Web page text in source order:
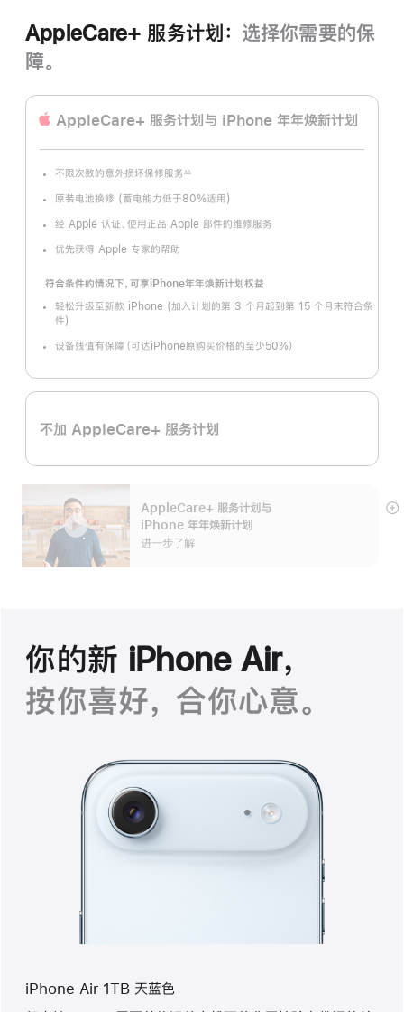
AppleCare+ 服务计划： 选择你需要的保
障。
AppleCare+ 服务计划 与 iPhone 年年焕新计划
不限次数的意外损坏保修服务∆∆
原装电池换修 (蓄电能力低于80%适用)
经 Apple 认证、使用正品 Apple 部件的维修服务
优先获得 Apple 专家的帮助
符合条件的情况下，可享iPhone年年焕新计划权益
轻松升级至新款 iPhone (加入计划的第 3 个月起到第 15 个月末符合条
件)
设备残值有保障（可达iPhone原购买价格的至少50%）
不加 AppleCare+ 服务计划
AppleCare+ 服务计划 与
iPhone 年年焕新计划
进一步了解
展
你的新 iPhone Air，
按你喜好， 合你心意。
iPhone Air 1TB 天蓝色